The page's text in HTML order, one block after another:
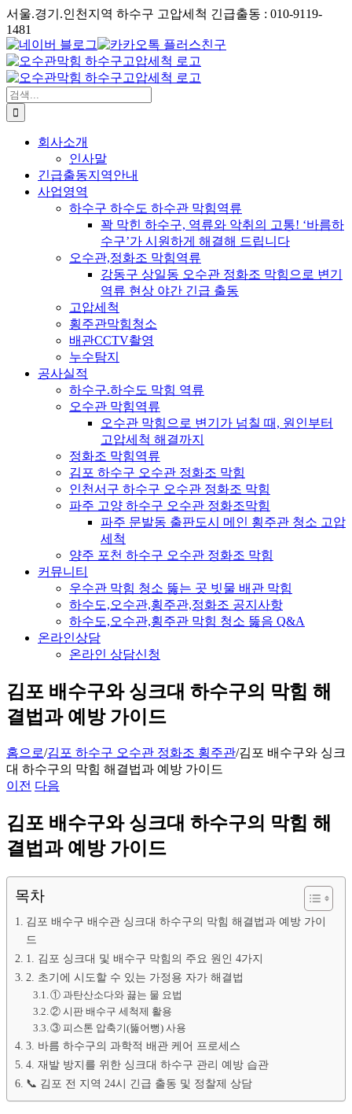
콘
텐
츠
로
건
너
뛰
서울.경기.인천지역 하수구 고압세척 긴급출동 : 010-9119-
1481
네
이
버
블
로
그
카
카
오
친
구
검
색:
회사소개
인사말
긴급출동지역안내
사업영역
하수구 하수도 하수관 막힘역류
꽉 막힌 하수구, 역류와 악취의 고통! ‘바름하
수구’가 시원하게 해결해 드립니다
오수관,정화조 막힘역류
강동구 상일동 오수관 정화조 막힘으로 변기
역류 현상 야간 긴급 출동
고압세척
횡주관막힘청소
배관CCTV촬영
누수탐지
공사실적
하수구.하수도 막힘 역류
오수관 막힘역류
오수관 막힘으로 변기가 넘칠 때, 원인부터
고압세척 해결까지
정화조 막힘역류
김포 하수구 오수관 정화조 막힘
인천서구 하수구 오수관 정화조 막힘
파주 고양 하수구 오수관 정화조막힘
파주 문발동 출판도시 메인 횡주관 청소 고압
세척
양주 포천 하수구 오수관 정화조 막힘
커뮤니티
우수관 막힘 청소 뚫는 곳 빗물 배관 막힘
하수도,오수관,횡주관,정화조 공지사항
하수도,오수관,횡주관 막힘 청소 뚫음 Q&A
온라인상담
온라인 상담신청
김포 배수구와 싱크대 하수구의 막힘 해
결법과 예방 가이드
홈으로/김포 하수구 오수관 정화조 횡주관/김포 배수구와 싱크
대 하수구의 막힘 해결법과 예방 가이드
이전 다음
김포 배수구와 싱크대 하수구의 막힘 해
결법과 예방 가이드
목차
김포 배수구 배수관 싱크대 하수구의 막힘 해결법과 예방 가이
드
1. 김포 싱크대 및 배수구 막힘의 주요 원인 4가지
2. 초기에 시도할 수 있는 가정용 자가 해결법
① 과탄산소다와 끓는 물 요법
② 시판 배수구 세척제 활용
③ 피스톤 압축기(뚫어뻥) 사용
3. 바름 하수구의 과학적 배관 케어 프로세스
4. 재발 방지를 위한 싱크대 하수구 관리 예방 습관
📞 김포 전 지역 24시 긴급 출동 및 정찰제 상담